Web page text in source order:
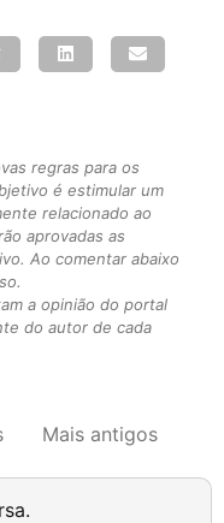
regras para os
é estimular um
relacionado ao
aprovadas as
Ao comentar abaixo
a opinião do portal
do autor de cada
Mais antigos